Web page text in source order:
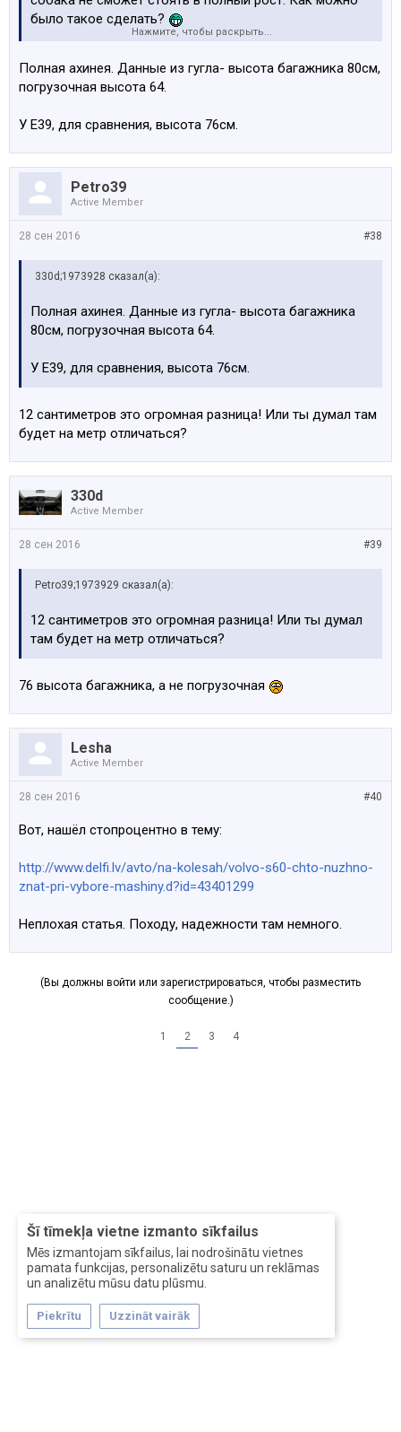
Šī tīmekļa vietne izmanto sīkfailus
Mēs izmantojam sīkfailus, lai nodrošinātu vietnes
pamata funkcijas, personalizētu saturu un reklāmas
un analizētu mūsu datu plūsmu.
Piekrītu Uzzināt vairāk
было такое сделать?
для ног задних пассажиров меньше, чем в гольф-
классе.
Про мерзкие материалы отделки не говорю - это уже
дело вкуса, может кому-то они и нравятся.
Нажмите, чтобы раскрыть...
Полная ахинея. Данные из гугла- высота багажника 80см,
погрузочная высота 64.
У Е39, для сравнения, высота 76см.
Petro39
Active Member
#38
28 сен 2016
330d;1973928 сказал(а):
Полная ахинея. Данные из гугла- высота багажника
80см, погрузочная высота 64.
У Е39, для сравнения, высота 76см.
12 сантиметров это огромная разница! Или ты думал там
будет на метр отличаться?
330d
Active Member
#39
28 сен 2016
Petro39;1973929 сказал(а):
12 сантиметров это огромная разница! Или ты думал
там будет на метр отличаться?
76 высота багажника, а не погрузочная
Lesha
Active Member
#40
28 сен 2016
Вот, нашёл стопроцентно в тему:
http://www.delfi.lv/avto/na-kolesah/volvo-s60-chto-nuzhno-
znat-pri-vybore-mashiny.d?id=43401299
Неплохая статья. Походу, надежности там немного.
(Вы должны войти или зарегистрироваться, чтобы разместить
сообщение.)
1 2 3 4